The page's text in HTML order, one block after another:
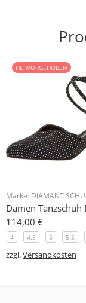
HERVORGEHOBEN
Marke: DIAMANT
114,00 €
4 4.5 5 5.5
zzgl.Versandkosten